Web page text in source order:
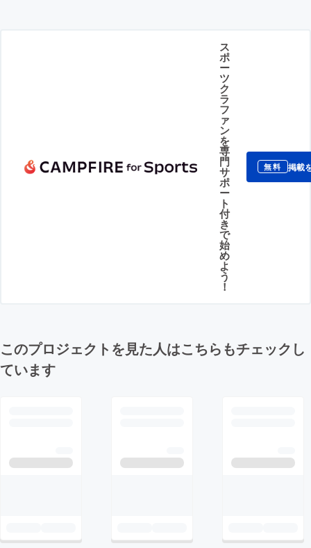
ス
ポ
ー
ツ
ク
ラ
フ
ァ
ン
を
専
門
サ
ポ
ー
ト
付
き
で
始
め
よ
う
！
無料 掲載
このプロジェクトを見た人はこちらもチェックし
ています